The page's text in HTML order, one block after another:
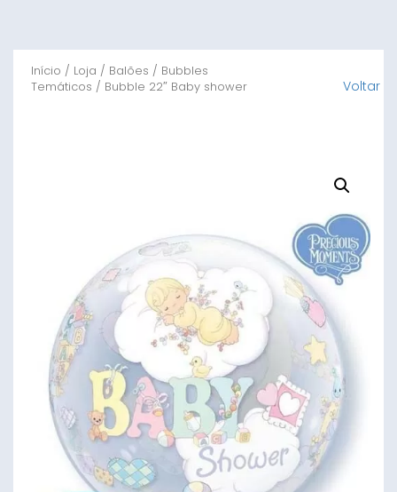
Início / Loja / Balões / Bubbles
Temáticos / Bubble 22″ Baby shower Voltar